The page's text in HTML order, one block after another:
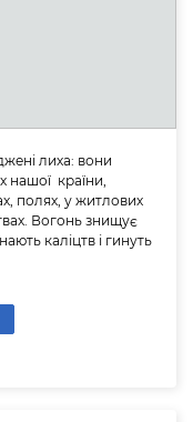
лиха: вони
нашої країни,
полях, у житлових
Вогонь знищує
каліцтв і гинуть